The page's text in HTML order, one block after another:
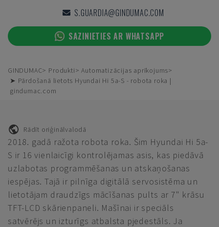
S.GUARDIA@GINDUMAC.COM
SAZINIETIES AR WHATSAPP
GINDUMAC Produkti
Automatizācijas aprīkojums
➤ Pārdošanā lietots Hyundai Hi 5a-S - robota roka |
gindumac.com
Rādīt oriģinālvalodā
2018. gadā ražota robota roka. Šim Hyundai Hi 5a-
S ir 16 vienlaicīgi kontrolējamas asis, kas piedāvā
uzlabotas programmēšanas un atskaņošanas
iespējas. Tajā ir pilnīga digitālā servosistēma un
lietotājam draudzīgs mācīšanas pults ar 7" krāsu
TFT-LCD skārienpaneli. Mašīnai ir speciāls
satvērējs un izturīgs atbalsta pjedestāls. Ja